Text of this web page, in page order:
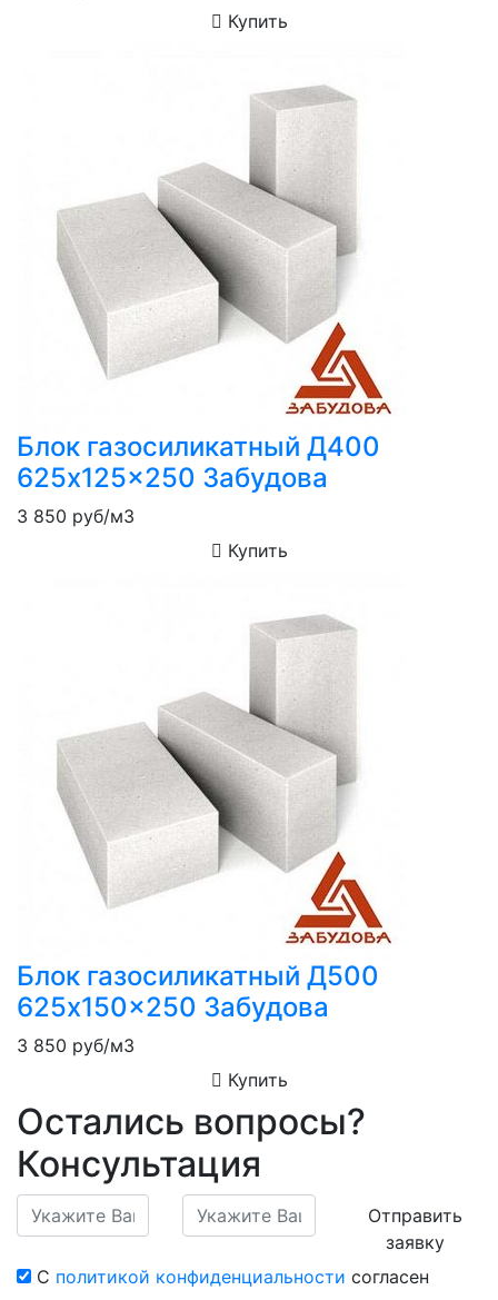
Купить
Блок газосиликатный Д400
625x125x250 Забудова
3 850 руб/м3
Купить
Блок газосиликатный Д500
625x150x250 Забудова
3 850 руб/м3
Купить
Остались вопросы?
Консультация
Отправить
заявку
С политикой конфиденциальности согласен